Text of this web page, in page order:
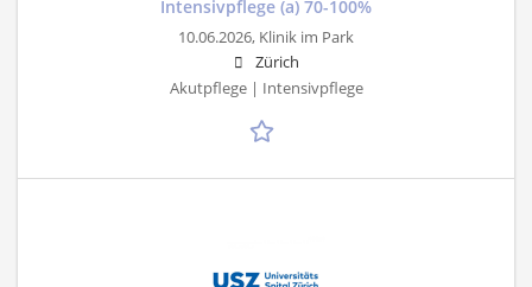
Intensivpflege (a) 70-100%
10.06.2026, Klinik im Park
Zürich
Akutpflege | Intensivpflege